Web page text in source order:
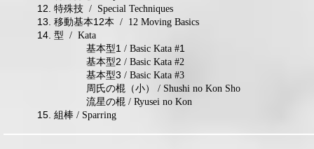
12. 特殊技 / Special Techniques
13. 移動基本12本 / 12 Moving Basics
14. 型 / Kata
基本型1 / Basic Kata #1
基本型2 / Basic Kata #2
基本型3 / Basic Kata #3
周氏の棍（小） / Shushi no Kon Sho
流星の棍 / Ryusei no Kon
​15. 組棒 / Sparring